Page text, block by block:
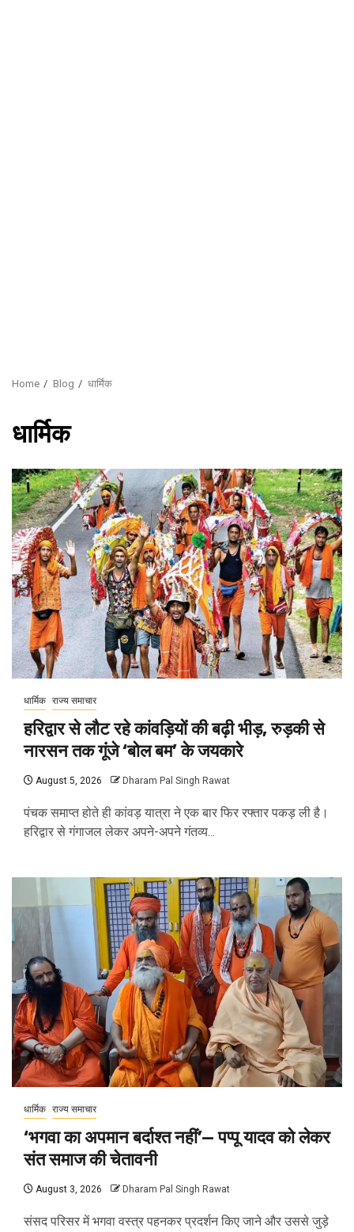
Home Blog धार्मिक
धार्मिक
धार्मिक राज्य समाचार
हरिद्वार से लौट रहे कांवड़ियों की बढ़ी भीड़, रुड़की से
नारसन तक गूंजे ‘बोल बम’ के जयकारे
August 5, 2026 Dharam Pal Singh Rawat
पंचक समाप्त होते ही कांवड़ यात्रा ने एक बार फिर रफ्तार पकड़ ली है।
हरिद्वार से गंगाजल लेकर अपने-अपने गंतव्य...
धार्मिक राज्य समाचार
‘भगवा का अपमान बर्दाश्त नहीं’— पप्पू यादव को लेकर
संत समाज की चेतावनी
August 3, 2026 Dharam Pal Singh Rawat
संसद परिसर में भगवा वस्त्र पहनकर प्रदर्शन किए जाने और उससे जुड़े